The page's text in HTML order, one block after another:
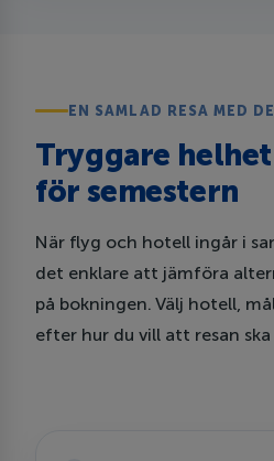
EN SAMLAD RESA MED
Tryggare
för semestern
När flyg och hotell ingår i
det enklare att jämföra
på bokningen. Välj hotell,
efter hur du vill att resan ska